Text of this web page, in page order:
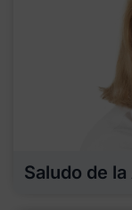
Saludo de